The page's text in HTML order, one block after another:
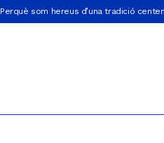
Perquè som hereus d’una tradició